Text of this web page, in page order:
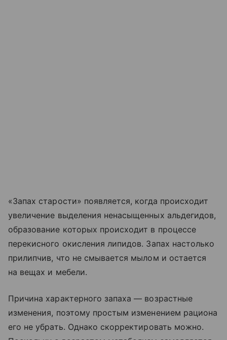
«Запах старости» появляется, когда происходит
увеличение выделения ненасыщенных альдегидов,
образование которых происходит в процессе
перекисного окисления липидов. Запах настолько
прилипчив, что не смывается мылом и остается
на вещах и мебели.
Причина характерного запаха — возрастные
изменения, поэтому простым изменением рациона
его не убрать. Однако скорректировать можно.